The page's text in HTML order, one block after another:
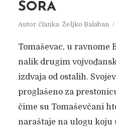
ŠORA
Autor članka: Željko Balaban
Tomaševac, u ravnome
nalik drugim
izdvaja od ostalih.
proglašeno za
čime su Tomaševčani
naraštaje na ulogu